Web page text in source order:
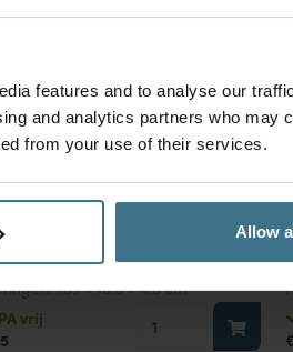
features and to analyse our
and analytics partners who may
from your use of their services.
Allow
360 ml
15.1 × 10.8 × 4.5 cm
vrij
Vershouddoos
€